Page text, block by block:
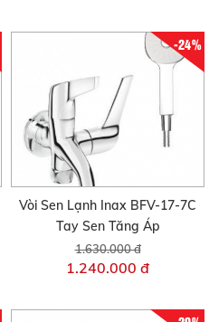
-24%
Vòi Sen Lạnh Inax BFV-17-7C
Tay Sen Tăng Áp
1.630.000 đ
1.240.000 đ